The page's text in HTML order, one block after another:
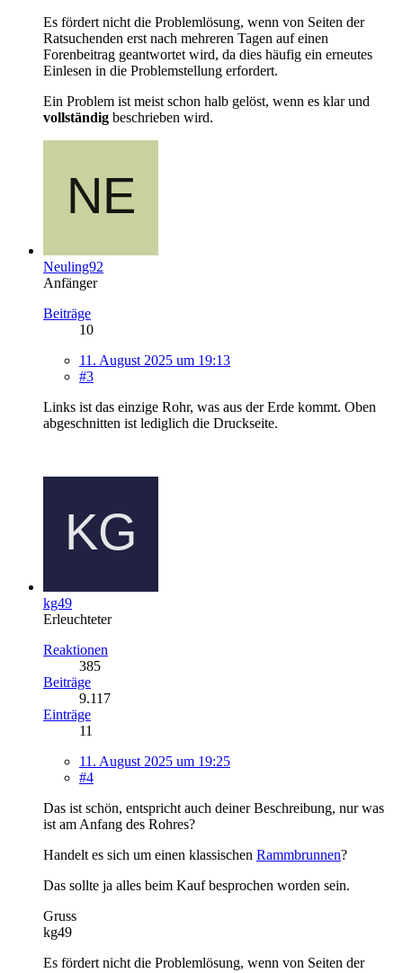
Es fördert nicht die Problemlösung, wenn von Seiten der
Ratsuchenden erst nach mehreren Tagen auf einen
Forenbeitrag geantwortet wird, da dies häufig ein erneutes
Einlesen in die Problemstellung erfordert.
Ein Problem ist meist schon halb gelöst, wenn es klar und
vollständig beschrieben wird.
Neuling92
Anfänger
Beiträge
10
11. August 2025 um 19:13
#3
Links ist das einzige Rohr, was aus der Erde kommt. Oben
abgeschnitten ist lediglich die Druckseite.
kg49
Erleuchteter
Reaktionen
385
Beiträge
9.117
Einträge
11
11. August 2025 um 19:25
#4
Das ist schön, entspricht auch deiner Beschreibung, nur was
ist am Anfang des Rohres?
Handelt es sich um einen klassischen Rammbrunnen?
Das sollte ja alles beim Kauf besprochen worden sein.
Gruss
kg49
Es fördert nicht die Problemlösung, wenn von Seiten der